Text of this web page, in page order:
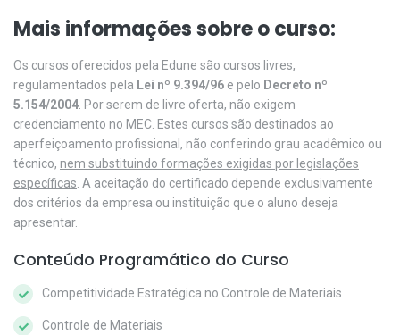
Mais informações sobre o curso:
Os cursos oferecidos pela Edune são cursos livres,
regulamentados pela Lei nº 9.394/96 e pelo Decreto nº
5.154/2004 . Por serem de livre oferta, não exigem
credenciamento no MEC. Estes cursos são destinados ao
aperfeiçoamento profissional, não conferindo grau acadêmico ou
técnico, nem substituindo formações exigidas por legislações
específicas . A aceitação do certificado depende exclusivamente
dos critérios da empresa ou instituição que o aluno deseja
apresentar.
Conteúdo Programático do Curso
Competitividade Estratégica no Controle de Materiais
Controle de Materiais